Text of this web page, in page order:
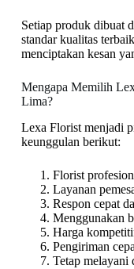
Setiap produk dibuat
standar kualitas
menciptakan kesan
Mengapa Memilih
Lima?
Lexa Florist menjadi
keunggulan berikut:
Florist
Layanan
Respon cepat
Menggunakan
Harga
Pengiriman
Tetap melayani